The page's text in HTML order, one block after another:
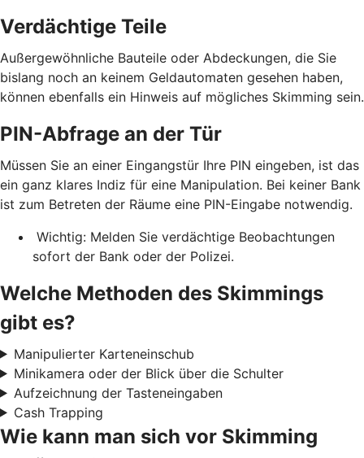
Verdächtige Teile
Außergewöhnliche Bauteile oder Abdeckungen, die Sie
bislang noch an keinem Geldautomaten gesehen haben,
können ebenfalls ein Hinweis auf mögliches Skimming sein.
PIN-Abfrage an der Tür
Müssen Sie an einer Eingangstür Ihre PIN eingeben, ist das
ein ganz klares Indiz für eine Manipulation. Bei keiner Bank
ist zum Betreten der Räume eine PIN-Eingabe notwendig.
Wichtig: Melden Sie verdächtige Beobachtungen
sofort der Bank oder der Polizei.
Welche Methoden des Skimmings
gibt es?
Manipulierter Karteneinschub
Minikamera oder der Blick über die Schulter
Aufzeichnung der Tasteneingaben
Cash Trapping
Wie kann man sich vor Skimming